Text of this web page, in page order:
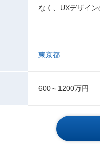
なく、UXデザイ
東京都
600～1200万円